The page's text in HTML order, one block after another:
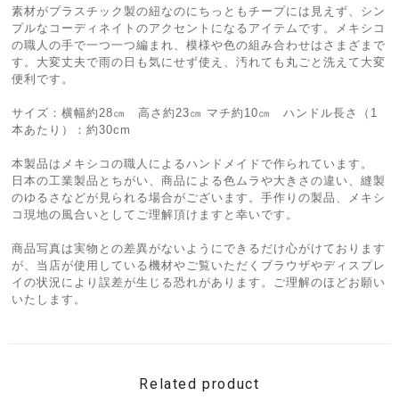
素材がプラスチック製の紐なのにちっともチープには見えず、シン
プルなコーディネイトのアクセントになるアイテムです。メキシコ
の職人の手で一つ一つ編まれ、模様や色の組み合わせはさまざまで
す。大変丈夫で雨の日も気にせず使え、汚れても丸ごと洗えて大変
便利です。
サイズ：横幅約28㎝ 高さ約23㎝ マチ約10㎝ ハンドル長さ（1
本あたり）：約30cm
本製品はメキシコの職人によるハンドメイドで作られています。
日本の工業製品とちがい、商品による色ムラや大きさの違い、縫製
のゆるさなどが見られる場合がございます。手作りの製品、メキシ
コ現地の風合いとしてご理解頂けますと幸いです。
商品写真は実物との差異がないようにできるだけ心がけております
が、当店が使用している機材やご覧いただくブラウザやディスプレ
イの状況により誤差が生じる恐れがあります。ご理解のほどお願い
いたします。
Related product